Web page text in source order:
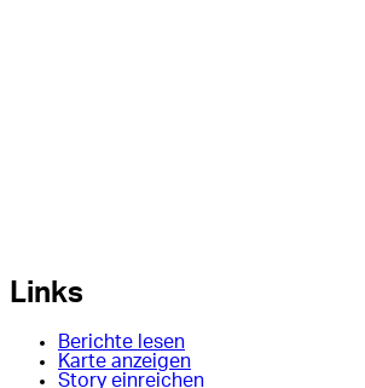
Links
Berichte lesen
Karte anzeigen
Story einreichen